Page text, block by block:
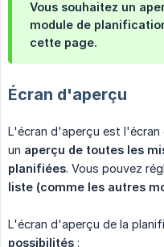
Vous souhaitez un
module de
cette page.
Écran d'aperçu
L'écran d'aperçu est
un aperçu de toutes les
planifiées. Vous pouvez
liste (comme les autres
L'écran d'aperçu de la
possibilités :